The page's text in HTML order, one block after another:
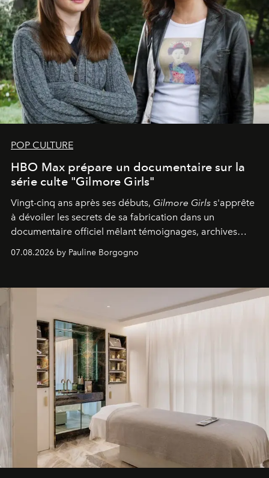
POP CULTURE
HBO Max prépare un documentaire sur la
série culte "Gilmore Girls"
Vingt-cinq ans après ses débuts, Gilmore Girls s'apprête
à dévoiler les secrets de sa fabrication dans un
documentaire officiel mêlant témoignages, archives
générationnel.
07.08.2026 by Pauline Borgogno